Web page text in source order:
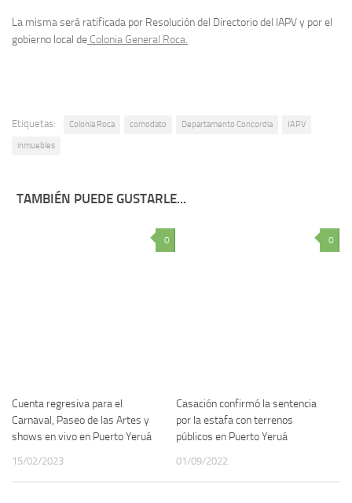
La misma será ratificada por Resolución del Directorio del IAPV y por el
gobierno local de Colonia General Roca.
Etiquetas: Colonia Roca comodato Departamento Concordia IAPV
inmuebles
TAMBIÉN PUEDE GUSTARLE...
0
Cuenta regresiva para el
Carnaval, Paseo de las Artes y
shows en vivo en Puerto Yeruá
15/02/2023
0
Casación confirmó la sentencia
por la estafa con terrenos
públicos en Puerto Yeruá
01/09/2022